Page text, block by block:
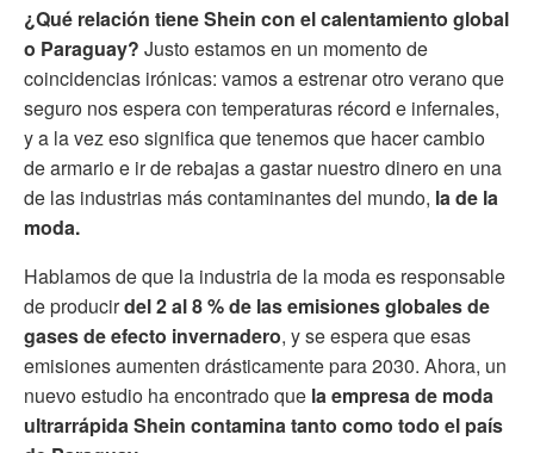
¿Qué relación tiene Shein con el calentamiento global
o Paraguay? Justo estamos en un momento de
coincidencias irónicas: vamos a estrenar otro verano que
seguro nos espera con temperaturas récord e infernales,
y a la vez eso significa que tenemos que hacer cambio
de armario e ir de rebajas a gastar nuestro dinero en una
de las industrias más contaminantes del mundo, la de la
moda.
Hablamos de que la industria de la moda es responsable
de producirdel 2 al 8 % de las emisiones globales de
gases de efecto invernadero, y se espera que esas
emisiones aumenten drásticamente para 2030. Ahora, un
nuevo estudio ha encontrado que la empresa de moda
ultrarrápida Shein contamina tanto como todo el país